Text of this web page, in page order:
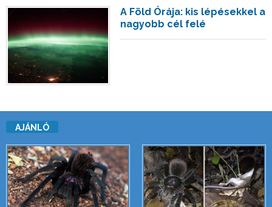
A Föld Órája: kis lépésekkel a
nagyobb cél felé
AJÁNLÓ